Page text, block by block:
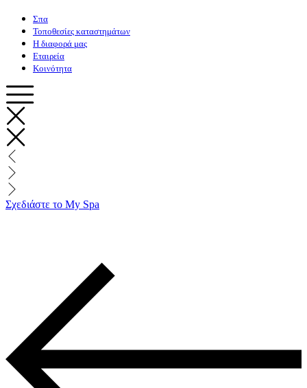
Σπα
Τοποθεσίες καταστημάτων
Η διαφορά μας
Εταιρεία
Κοινότητα
Σχεδιάστε το My Spa